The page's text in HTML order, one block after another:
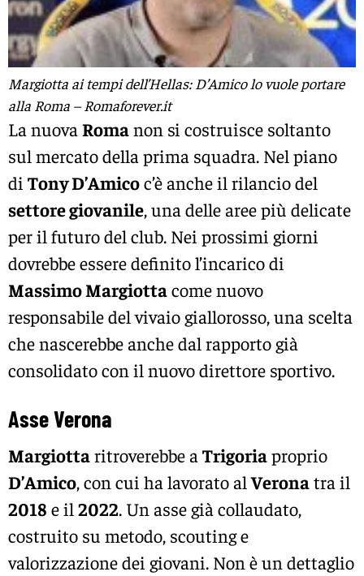
Margiotta ai tempi dell’Hellas: D’Amico lo vuole portare
alla Roma – Romaforever.it
La nuova Romanon si costruisce soltanto
sul mercato della prima squadra. Nel piano
di Tony D’Amicoc’è anche il rilancio del
settore giovanile, una delle aree più delicate
per il futuro del club. Nei prossimi giorni
dovrebbe essere definito l’incarico di
Massimo Margiottacome nuovo
responsabile del vivaio giallorosso, una scelta
che nascerebbe anche dal rapporto già
consolidato con il nuovo direttore sportivo.
Asse Verona
Margiottaritroverebbe a Trigoriaproprio
D’Amico, con cui ha lavorato alVeronatra il
2018 e il 2022. Un asse già collaudato,
costruito su metodo, scouting e
valorizzazione dei giovani. Non è un dettaglio